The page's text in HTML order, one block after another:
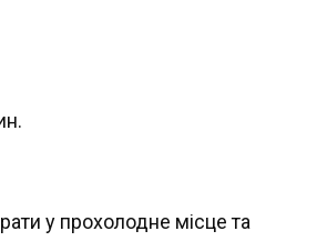
у прохолодне місце та